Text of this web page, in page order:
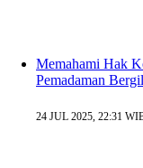
Memahami Hak
Pemadaman
24 JUL 2025, 22:31